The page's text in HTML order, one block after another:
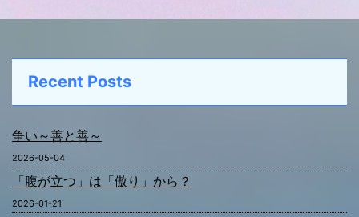
Recent Posts
争い～善と善～
2026-05-04
「腹が立つ」は「傲り」から？
2026-01-21